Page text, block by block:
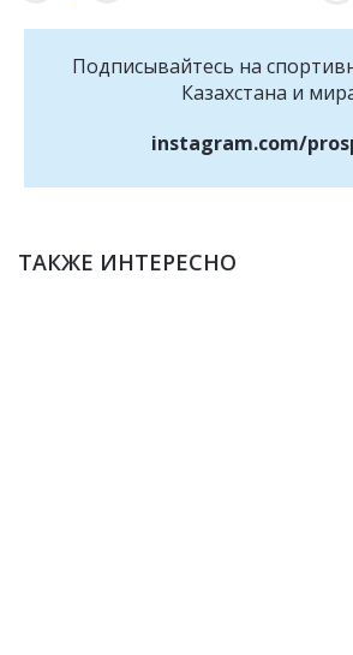
Подписывайтесь на
Казахстана и
instagram.com/
ТАКЖЕ ИНТЕРЕСНО